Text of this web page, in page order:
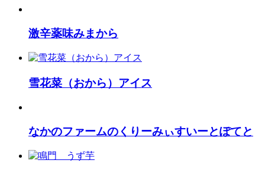
激辛薬味みまから
雪花菜（おから）アイス
なかのファームのくりーみぃすいーとぽてと